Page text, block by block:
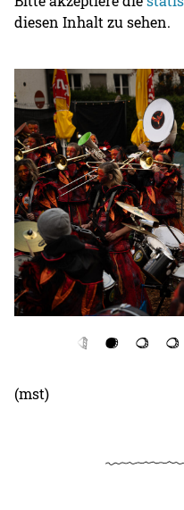
diesen Inhalt zu sehen.
(mst)